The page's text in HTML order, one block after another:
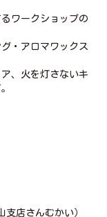
ワークショップの
・アロマワックス
、火を灯さないキ
店さんむかい）